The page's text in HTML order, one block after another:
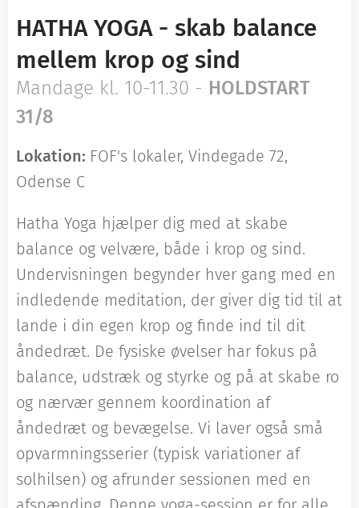
HATHA YOGA - skab balance
mellem krop og sind
Mandage kl. 10-11.30 - HOLDSTART
31/8
Lokation: FOF's lokaler, Vindegade 72,
Odense C
Hatha Yoga hjælper dig med at skabe
balance og velvære, både i krop og sind.
Undervisningen begynder hver gang med en
indledende meditation, der giver dig tid til at
lande i din egen krop og finde ind til dit
åndedræt. De fysiske øvelser har fokus på
balance, udstræk og styrke og på at skabe ro
og nærvær gennem koordination af
åndedræt og bevægelse. Vi laver også små
opvarmningsserier (typisk variationer af
solhilsen) og afrunder sessionen med en